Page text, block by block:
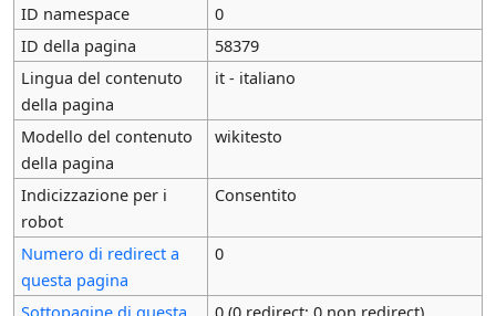
ID namespace
0
ID della pagina
58379
Lingua del contenuto
della pagina
it - italiano
Modello del contenuto
della pagina
wikitesto
Indicizzazione per i
robot
Consentito
Numero di redirect a
questa pagina
0
Sottopagine di questa
0 (0 redirect; 0 non redirect)